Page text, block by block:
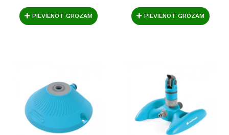
PIEVIENOT GROZAM PIEVIENOT GROZAM